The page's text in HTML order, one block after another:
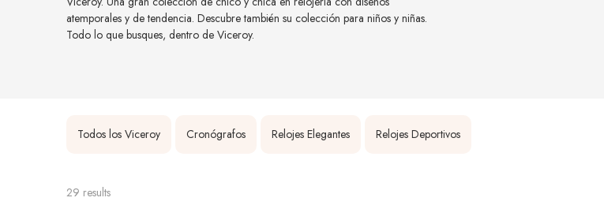
atemporales y de tendencia. Descubre también su colección para niños y niñas.
Todo lo que busques, dentro de Viceroy.
Todos los Viceroy Cronógrafos Relojes Elegantes Relojes Deportivos
29 results